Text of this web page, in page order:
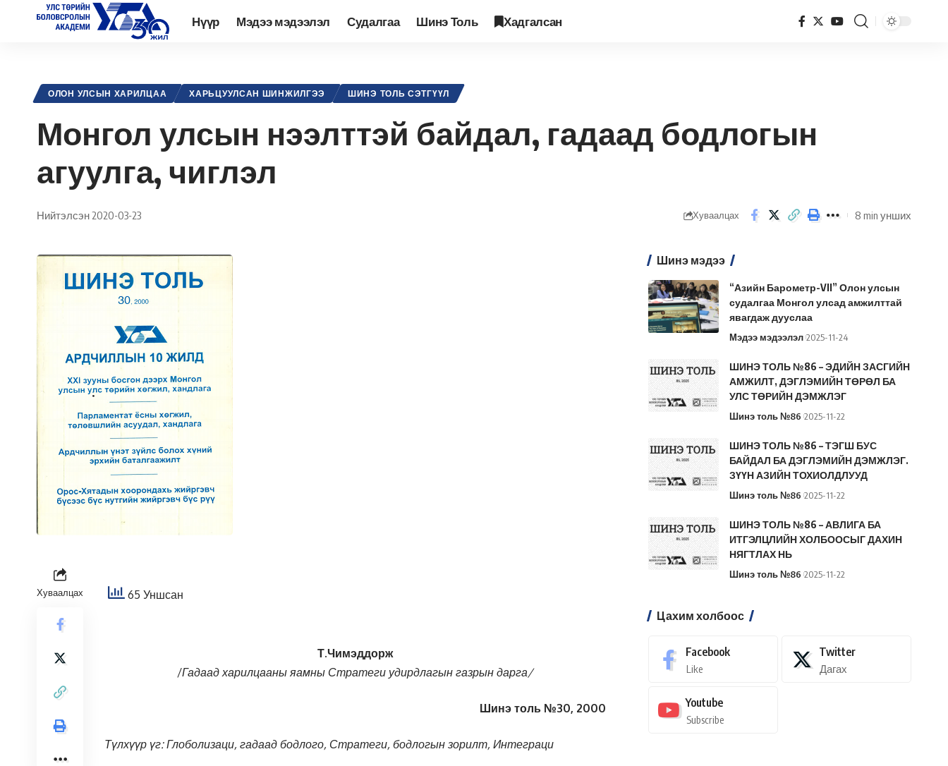
Нүүр Мэдээ мэдээлэл Судалгаа Шинэ Толь Хадгалсан
ОЛОН УЛСЫН ХАРИЛЦАА ХАРЬЦУУЛСАН ШИНЖИЛГЭЭ ШИНЭ ТОЛЬ СЭТГҮҮЛ
Монгол улсын нээлттэй байдал, гадаад бодлогын
агуулга, чиглэл
Нийтэлсэн 2020-03-23 Хуваалцах 8 min унших
Хуваалцах 65 Уншсан
Т.Чимэддорж
/Гадаад харилцааны яамны Стратеги удирдлагын газрын дарга/
Шинэ толь №30, 2000
Түлхүүр үг: Глоболизаци, гадаад бодлого, Стратеги, бодлогын зорилт, Интеграци
Шинэ мэдээ
“Азийн Барометр-VII” Олон улсын
судалгаа Монгол улсад амжилттай
явагдаж дууслаа
Мэдээ мэдээлэл 2025-11-24
ШИНЭ ТОЛЬ №86 – ЭДИЙН ЗАСГИЙН
АМЖИЛТ, ДЭГЛЭМИЙН ТӨРӨЛ БА
УЛС ТӨРИЙН ДЭМЖЛЭГ
Шинэ толь №86 2025-11-22
ШИНЭ ТОЛЬ №86 – ТЭГШ БУС
БАЙДАЛ БА ДЭГЛЭМИЙН ДЭМЖЛЭГ.
ЗҮҮН АЗИЙН ТОХИОЛДЛУУД
Шинэ толь №86 2025-11-22
ШИНЭ ТОЛЬ №86 – АВЛИГА БА
ИТГЭЛЦЛИЙН ХОЛБООСЫГ ДАХИН
НЯГТЛАХ НЬ
Шинэ толь №86 2025-11-22
Цахим холбоос
Facebook
Like
Twitter
Дагах
Youtube
Subscribe